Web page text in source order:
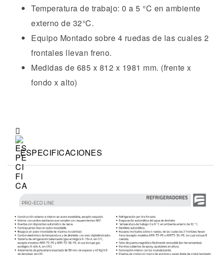
Temperatura de trabajo: 0 a 5 °C en ambiente
externo de 32°C.
Equipo Montado sobre 4 ruedas de las cuales 2
frontales llevan freno.
Medidas de 685 x 812 x 1981 mm. (frente x
fondo x alto)
ESPECIFICACIONES